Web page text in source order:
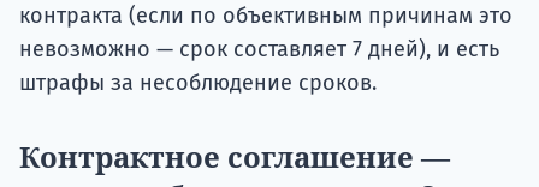
контракта (если по объективным причинам это
невозможно — срок составляет 7 дней), и есть
штрафы за несоблюдение сроков.
Контрактное соглашение —